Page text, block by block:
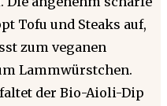
Tofu und Steaks auf,
zum veganen
Lammwürstchen.
der Bio-Aioli-Dip